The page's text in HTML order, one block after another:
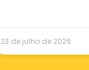
23 de julho de 2026